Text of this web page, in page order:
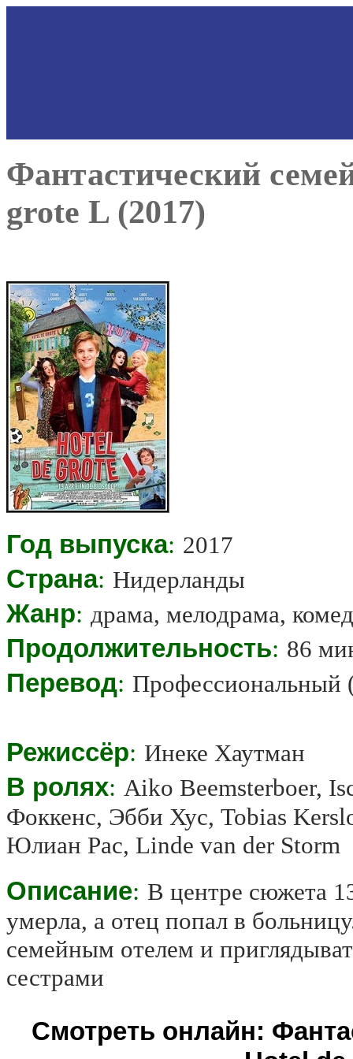
Фантастический
grote L (2017)
Год выпуска: 2017
Страна: Нидерланды
Жанр: драма, мелодрама,
Продолжительность: 86
Перевод: Профессиональный
Режиссёр: Инеке Хаутман
В ролях: Aiko Beemsterboer,
Фоккенс, Эбби Хус, Tobias
Юлиан Рас, Linde van der Storm
Описание: В центре сюжета
умерла, а отец попал в
семейным отелем и
сестрами
Смотреть онлайн: